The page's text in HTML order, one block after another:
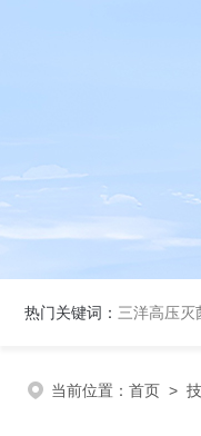
热门关键词： 三洋高压灭
当前位置： 首页 >